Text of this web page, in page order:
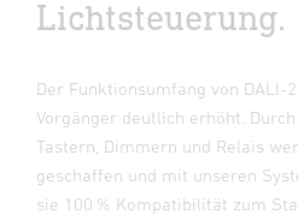
Lichtsteuerung.
Der Funktionsumfang von DALI-
Vorgänger deutlich erhöht.
Tastern, Dimmern und Relais
geschaffen und mit unseren
sie 100 % Kompatibilität zum